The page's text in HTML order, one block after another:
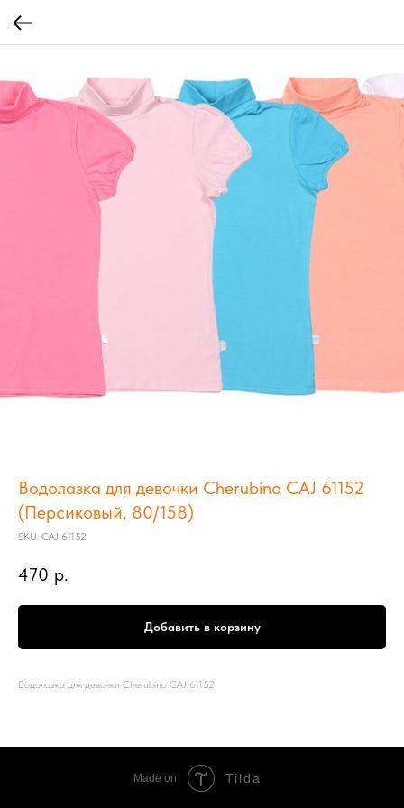
Водолазка для девочки Cherubino CAJ 61152
(Персиковый, 80/158)
SKU: CAJ 61152
470 р.
Добавить в корзину
Водолазка для девочки Cherubino CAJ 61152
Made on Tilda